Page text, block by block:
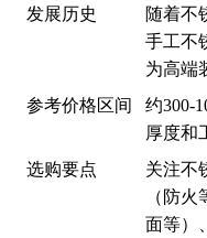
发展历史
随着不
手工不
为高端
参考价格区间
约300-
厚度和
选购要点
关注不
（防
面等）